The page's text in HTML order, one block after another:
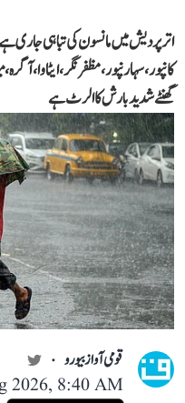
اتر پردیش میں مانسون کی تباہی جاری
گھنٹے شدید بارش کا الرٹ ہے
قومی آواز بیورو
2026, 8:40 AM